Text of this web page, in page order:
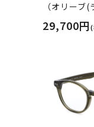
（オリーブ
29,700円